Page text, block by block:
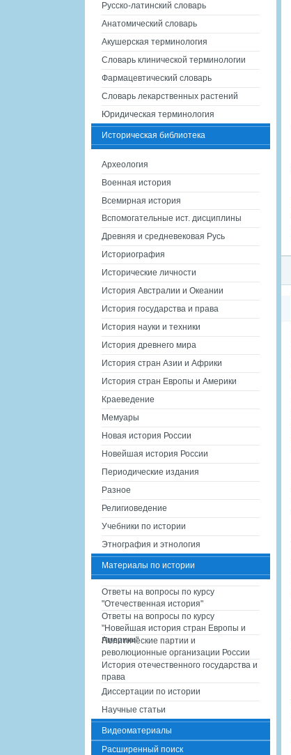
Русско-латинский словарь
Анатомический словарь
Акушерская терминология
Словарь клинической терминологии
Фармацевтический словарь
Словарь лекарственных растений
Юридическая терминология
Историческая библиотека
Археология
Военная история
Всемирная история
Вспомогательные ист. дисциплины
Древняя и средневековая Русь
Историография
Исторические личности
История Австралии и Океании
История государства и права
История науки и техники
История древнего мира
История стран Азии и Африки
История стран Европы и Америки
Краеведение
Мемуары
Новая история России
Новейшая история России
Периодические издания
Разное
Религиоведение
Учебники по истории
Этнография и этнология
Материалы по истории
Ответы на вопросы по курсу
"Отечественная история"
Ответы на вопросы по курсу
"Новейшая история стран Европы и
Америки"
Политические партии и
революционные организации России
История отечественного государства и
права
Диссертации по истории
Научные статьи
Видеоматериалы
Расширенный поиск